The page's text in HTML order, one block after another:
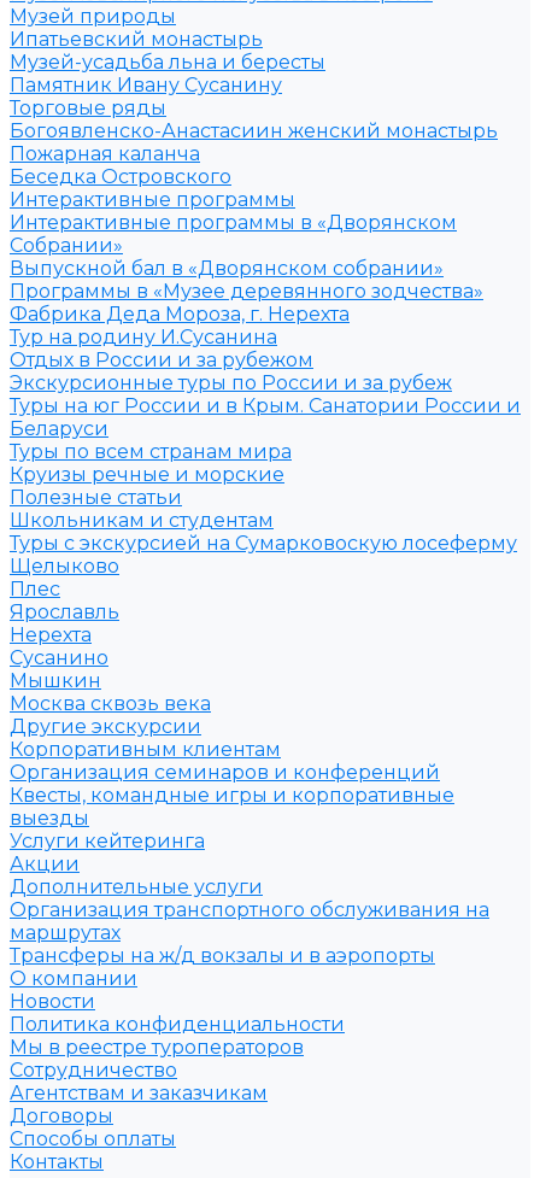
Музей природы
Ипатьевский монастырь
Музей-усадьба льна и бересты
Памятник Ивану Сусанину
Торговые ряды
Богоявленско-Анастасиин женский монастырь
Пожарная каланча
Беседка Островского
Интерактивные программы
Интерактивные программы в «Дворянском
Собрании»
Выпускной бал в «Дворянском собрании»
Программы в «Музее деревянного зодчества»
Фабрика Деда Мороза, г. Нерехта
Тур на родину И.Сусанина
Отдых в России и за рубежом
Экскурсионные туры по России и за рубеж
Туры на юг России и в Крым. Санатории России и
Беларуси
Туры по всем странам мира
Круизы речные и морские
Полезные статьи
Школьникам и студентам
Туры с экскурсией на Сумарковоскую лосеферму
Щелыково
Плес
Ярославль
Нерехта
Сусанино
Мышкин
Москва сквозь века
Другие экскурсии
Корпоративным клиентам
Организация семинаров и конференций
Квесты, командные игры и корпоративные
выезды
Услуги кейтеринга
Акции
Дополнительные услуги
Организация транспортного обслуживания на
маршрутах
Трансферы на ж/д вокзалы и в аэропорты
О компании
Новости
Политика конфиденциальности
Мы в реестре туроператоров
Сотрудничество
Агентствам и заказчикам
Договоры
Способы оплаты
Контакты